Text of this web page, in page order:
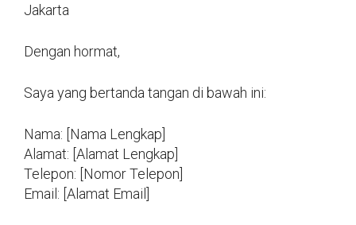
Jakarta
Dengan hormat,
Saya yang bertanda tangan di bawah ini:
Nama: [Nama Lengkap]
Alamat: [Alamat Lengkap]
Telepon: [Nomor Telepon]
Email: [Alamat Email]